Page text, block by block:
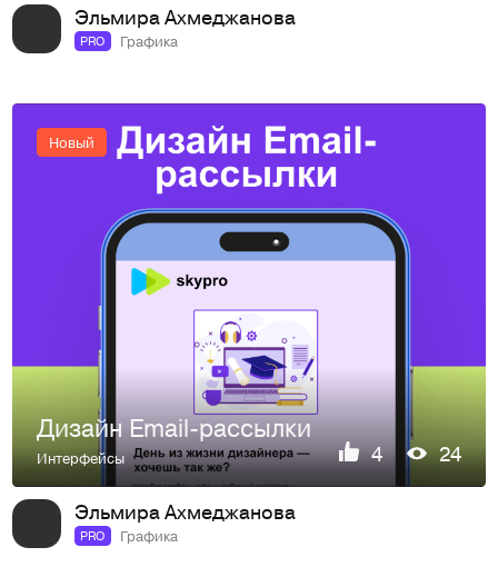
Эльмира Ахмеджанова
PRO Графика
Новый
Дизайн Email-рассылки
Интерфейсы 4 24
Эльмира Ахмеджанова
PRO Графика